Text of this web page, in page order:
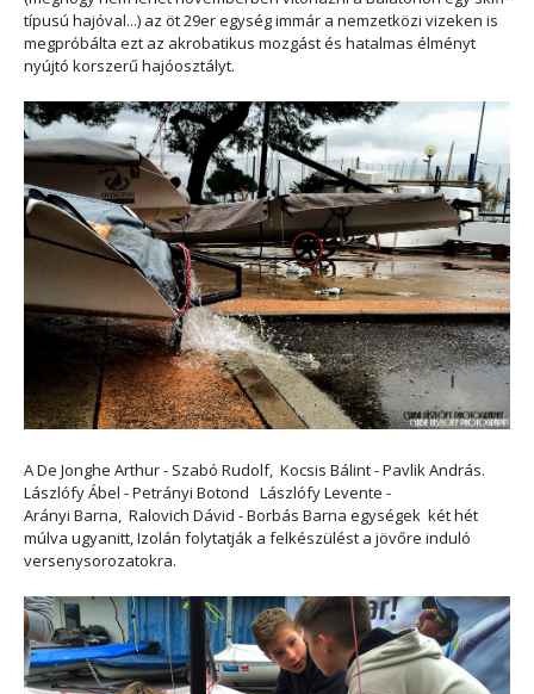
típusú hajóval...) az öt 29er egység immár a nemzetközi vizeken is
megpróbálta ezt az akrobatikus mozgást és hatalmas élményt
nyújtó korszerű hajóosztályt.
A De Jonghe Arthur - Szabó Rudolf, Kocsis Bálint - Pavlik András.
Lászlófy Ábel - Petrányi Botond Lászlófy Levente -
Arányi Barna, Ralovich Dávid - Borbás Barna egységek két hét
múlva ugyanitt, Izolán folytatják a felkészülést a jövőre induló
versenysorozatokra.